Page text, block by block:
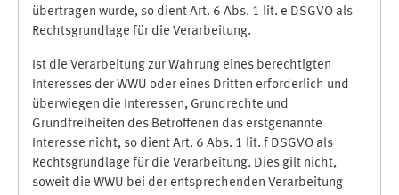
übertragen wurde, so dient Art. 6 Abs. 1 lit. e DSGVO als
Rechtsgrundlage für die Verarbeitung.
Ist die Verarbeitung zur Wahrung eines berechtigten
Interesses der WWU oder eines Dritten erforderlich und
überwiegen die Interessen, Grundrechte und
Grundfreiheiten des Betroffenen das erstgenannte
Interesse nicht, so dient Art. 6 Abs. 1 lit. f DSGVO als
Rechtsgrundlage für die Verarbeitung. Dies gilt nicht,
soweit die WWU bei der entsprechenden Verarbeitung